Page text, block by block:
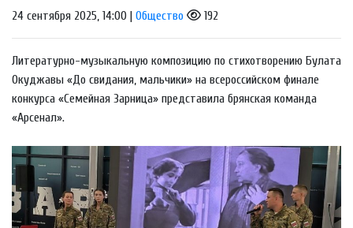
24 сентября 2025, 14:00 | Общество 192
Литературно-музыкальную композицию по стихотворению Булата
Окуджавы «До свидания, мальчики» на всероссийском финале
конкурса «Семейная Зарница» представила брянская команда
«Арсенал».